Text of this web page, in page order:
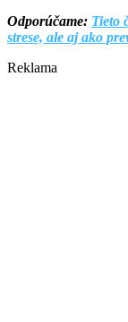
Odporúčame: Tieto
strese, ale aj ako
Reklama